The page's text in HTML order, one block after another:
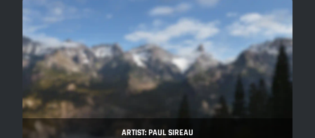
ARTIST: PAUL SIREAU